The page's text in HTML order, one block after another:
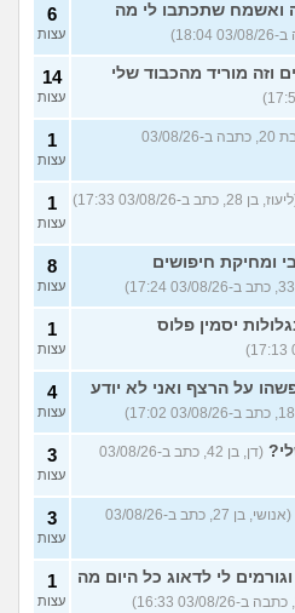
שתכתבו לי מה
6
עצות
וזה מוריד מהכבוד שלי 14
עצות
(קולית, בת 20, כתבה ב-03/08/26
1
עצות
בן 28, כתב ב-03/08/26 17:33) 1
עצות
ומחיקת חיפושים
8
עצות
יסמין פלוס 1
עצות
על הרצף ואני לא יודע
4
עצות
(דן, בן 42, כתב ב-03/08/26
3
עצות
(אנושי, בן 27, כתב ב-03/08/26
3
עצות
לי לדאוג כל היום מה
1
עצות